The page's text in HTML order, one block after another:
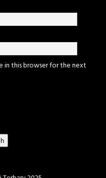
in this browser for the next